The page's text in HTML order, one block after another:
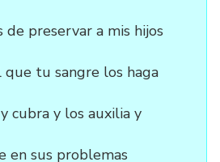
de preservar a mis hijos
tu sangre los haga
cubra y los auxilia y
en sus problemas